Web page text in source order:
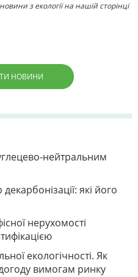
з екології на нашій сторінці
НОВИНИ
нейтральним
які його
нерухомості
екологічності. Як
вимогам ринку